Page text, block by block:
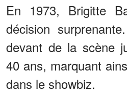
En 1973, Brigitte
décision
devant de la scène
40 ans, marquant
dans le showbiz.